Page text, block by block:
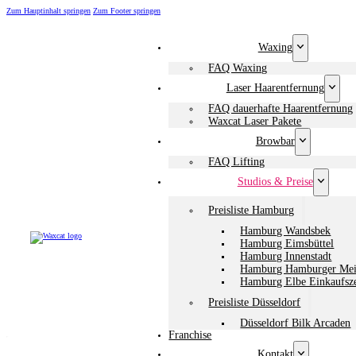
Zum Hauptinhalt springen Zum Footer springen
Waxing
FAQ Waxing
Laser Haarentfernung
FAQ dauerhafte Haarentfernung
Waxcat Laser Pakete
Browbar
FAQ Lifting
Studios & Preise
Preisliste Hamburg
Hamburg Wandsbek
Hamburg Eimsbüttel
Hamburg Innenstadt
Hamburg Hamburger
Hamburg Elbe
Preisliste Düsseldorf
Düsseldorf Bilk Arcaden
Franchise